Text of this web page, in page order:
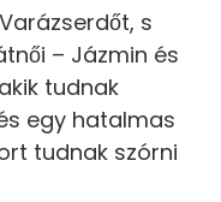
s
– Jázmin és
tudnak
egy hatalmas
tudnak szórni